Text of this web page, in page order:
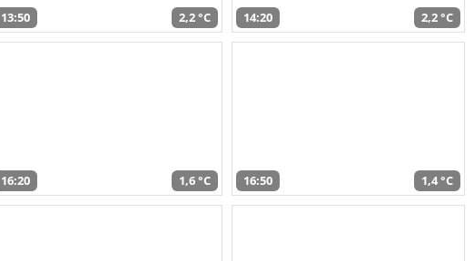
13:50 2,2 °C 14:20 2,2 °C
16:20 1,6 °C 16:50 1,4 °C